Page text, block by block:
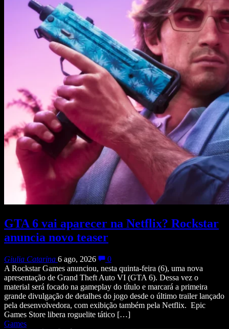
GTA 6 vai aparecer na Netflix? Rockstar
anuncia novo teaser
Giulia Catarina 6 ago, 2026
0
A Rockstar Games anunciou, nesta quinta-feira (6), uma nova
apresentação de Grand Theft Auto VI (GTA 6). Dessa vez o
material será focado na gameplay do título e marcará a primeira
grande divulgação de detalhes do jogo desde o último trailer lançado
pela desenvolvedora, com exibição também pela Netflix. Epic
Games Store libera roguelite tático […]
Games